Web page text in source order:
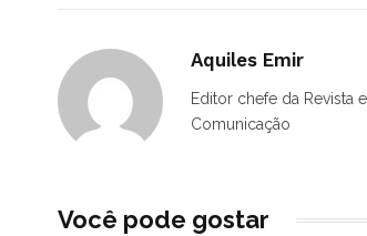
Aquiles Emir
Editor chefe da Revista
Comunicação
Você pode gostar